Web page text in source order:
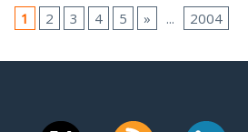
1
2 3 4 5 » ... 2004